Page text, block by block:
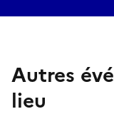
Autres
lieu